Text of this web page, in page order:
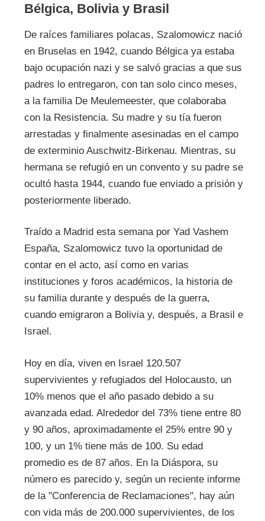
Bélgica, Bolivia y Brasil
De raíces familiares polacas, Szalomowicz nació
en Bruselas en 1942, cuando Bélgica ya estaba
bajo ocupación nazi y se salvó gracias a que sus
padres lo entregaron, con tan solo cinco meses,
a la familia De Meulemeester, que colaboraba
con la Resistencia. Su madre y su tía fueron
arrestadas y finalmente asesinadas en el campo
de exterminio Auschwitz-Birkenau. Mientras, su
hermana se refugió en un convento y su padre se
ocultó hasta 1944, cuando fue enviado a prisión y
posteriormente liberado.
Traído a Madrid esta semana por Yad Vashem
España, Szalomowicz tuvo la oportunidad de
contar en el acto, así como en varias
instituciones y foros académicos, la historia de
su familia durante y después de la guerra,
cuando emigraron a Bolivia y, después, a Brasil e
Israel.
Hoy en día, viven en Israel 120.507
supervivientes y refugiados del Holocausto, un
10% menos que el año pasado debido a su
avanzada edad. Alrededor del 73% tiene entre 80
y 90 años, aproximadamente el 25% entre 90 y
100, y un 1% tiene más de 100. Su edad
promedio es de 87 años. En la Diáspora, su
número es parecido y, según un reciente informe
de la "Conferencia de Reclamaciones", hay aún
con vida más de 200.000 supervivientes, de los